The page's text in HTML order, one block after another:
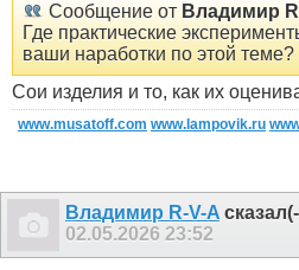
Сообщение от Владимир
Где практические
ваши наработки по этой теме?
Сои изделия и то, как их
www.musatoff.com www.lampovik.ru
Владимир R-V-A
02.05.2026 23:52